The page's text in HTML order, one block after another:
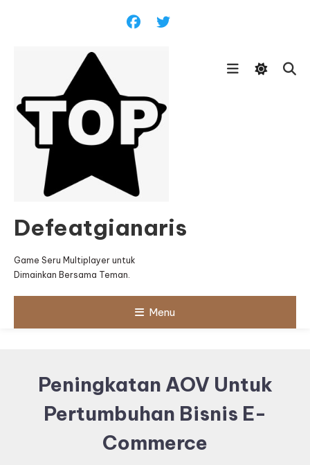
Defeatgianaris
Game Seru Multiplayer untuk
Dimainkan Bersama Teman.
Menu
Peningkatan AOV Untuk
Pertumbuhan Bisnis E-
Commerce